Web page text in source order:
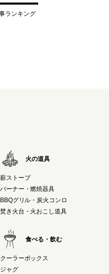
ランキング
火の道具
薪ストーブ
バーナー・燃焼器具
BBQグリル・炭火コンロ
焚き火台・火おこし道具
食べる・飲む
クーラーボックス
ジャグ